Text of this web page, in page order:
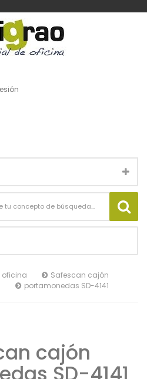
oficina
Safescan cajón
portamonedas SD-4141
cajón